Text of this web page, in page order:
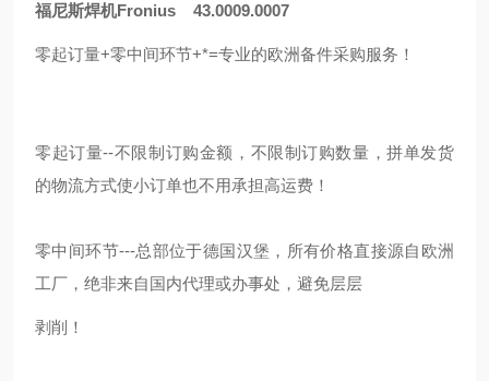
福尼斯焊机Fronius 43.0009.0007
零起订量+零中间环节+*=专业的欧洲备件采购服务！
零起订量--不限制订购金额，不限制订购数量，拼单发货
的物流方式使小订单也不用承担高运费！
零中间环节---总部位于德国汉堡，所有价格直接源自欧洲
工厂，绝非来自国内代理或办事处，避免层层
剥削！